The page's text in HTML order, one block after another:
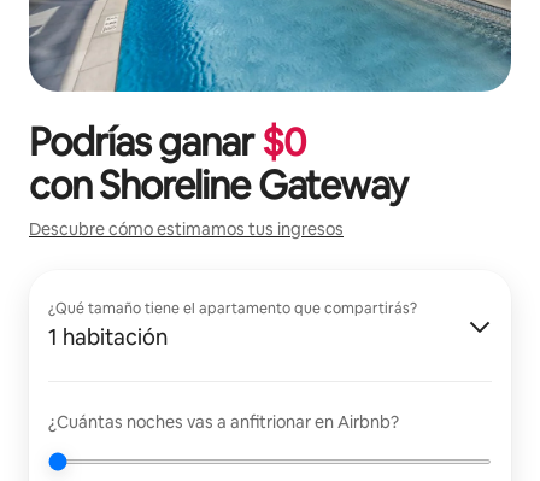
Podrías ganar$0
conShoreline Gateway
Descubre cómo estimamos tus ingresos
¿Qué tamaño tiene el apartamento que compartirás?
1 habitación
¿Cuántas noches vas a anfitrionar en Airbnb?